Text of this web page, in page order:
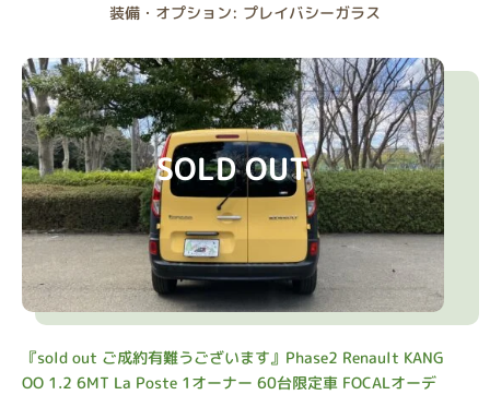
装備・オプション: プレイバシーガラス
SOLD OUT
『sold out ご成約有難うございます』Phase2 Renault KANG
OO 1.2 6MT La Poste 1オーナー 60台限定車 FOCALオーデ